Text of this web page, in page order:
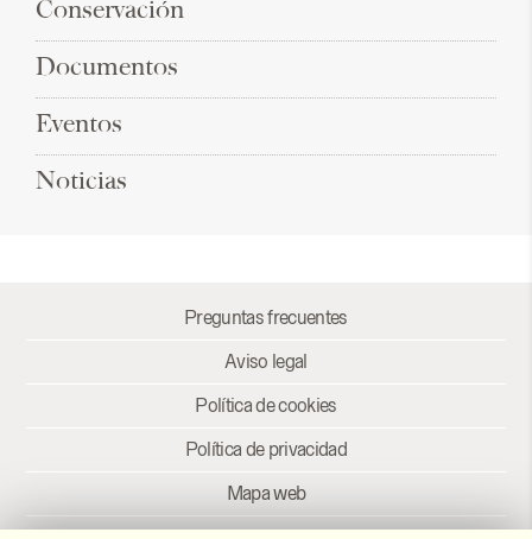
Conservación
Documentos
Eventos
Noticias
Preguntas frecuentes
Aviso legal
Política de cookies
Política de privacidad
Mapa web